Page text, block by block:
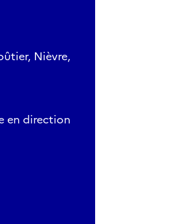
Nièvre,
en direction